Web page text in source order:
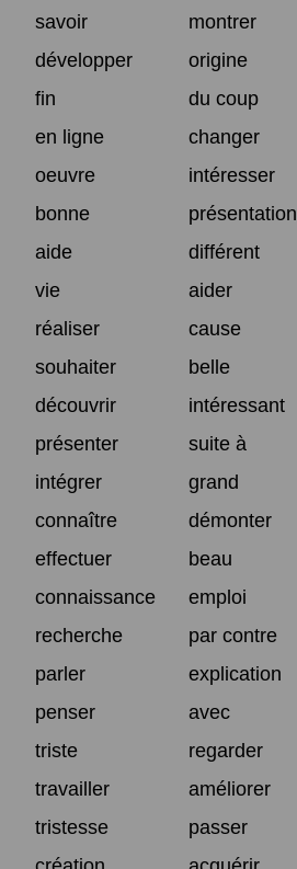
savoir
montrer
développer
origine
fin
du coup
en ligne
changer
oeuvre
intéresser
bonne
présentation
aide
différent
vie
aider
réaliser
cause
souhaiter
belle
découvrir
intéressant
présenter
suite à
intégrer
grand
connaître
démonter
effectuer
beau
connaissance
emploi
recherche
par contre
parler
explication
penser
avec
triste
regarder
travailler
améliorer
tristesse
passer